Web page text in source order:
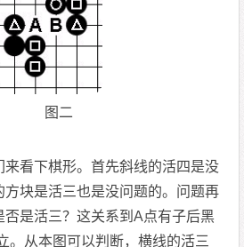
图二
看下棋形。首先斜线的活四是没
方块是活三也是没问题的。问题再
否是活三？这关系到A点有子后黑
。从本图可以判断，横线的活三